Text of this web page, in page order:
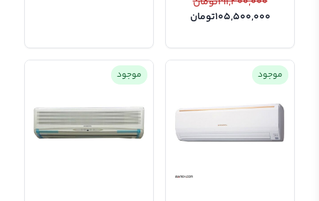
105,500,000تومان
موجود موجود